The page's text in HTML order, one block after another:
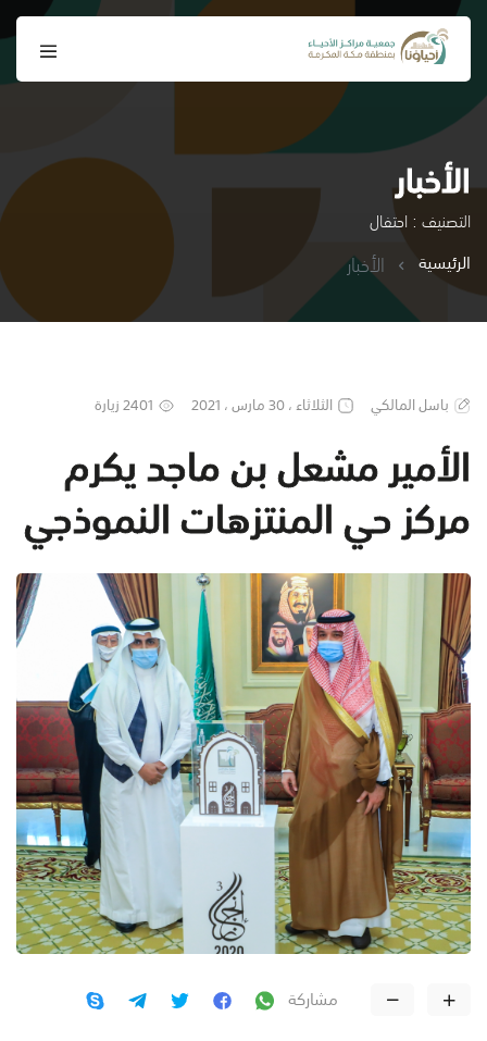
الأخبار
التصنيف : احتفال
الرئيسية
الأخبار
باسل المالكي الثلاثاء ، 30 مارس ، 2021 2401 زيارة
الأمير مشعل بن ماجد يكرم
مركز حي المنتزهات النموذجي
مشاركة